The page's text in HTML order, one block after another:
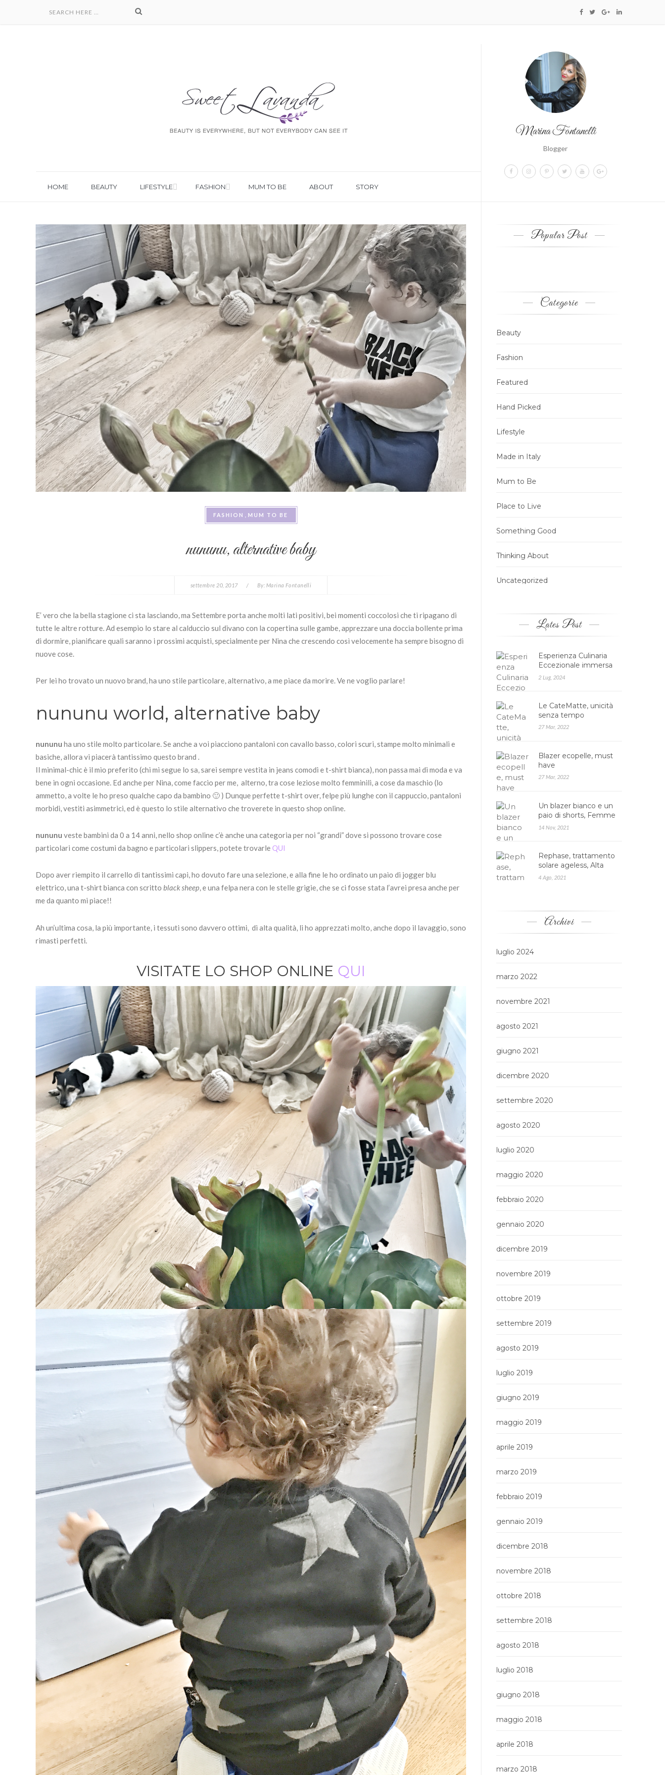
HOME BEAUTY LIFESTYLE FASHION MUM TO BE ABOUT STORY
Marina Fontanelli
Blogger
FASHION MUM TO BE
nununu, alternative baby
settembre 20, 2017 / By: Marina Fontanelli
E’ vero che la bella stagione ci sta lasciando, ma Settembre porta anche molti lati positivi, bei momenti coccolosi che ti ripagano di
tutte le altre rotture. Ad esempio lo stare al calduccio sul divano con la copertina sulle gambe, apprezzare una doccia bollente prima
di dormire, pianificare quali saranno i prossimi acquisti, specialmente per Nina che crescendo così velocemente ha sempre bisogno di
nuove cose.
Per lei ho trovato un nuovo brand, ha uno stile particolare, alternativo, a me piace da morire. Ve ne voglio parlare!
nununu world, alternative baby
nununu ha uno stile molto particolare. Se anche a voi piacciono pantaloni con cavallo basso, colori scuri, stampe molto minimali e
basiche, allora vi piacerà tantissimo questo brand .
Il minimal-chic è il mio preferito (chi mi segue lo sa, sarei sempre vestita in jeans comodi e t-shirt bianca), non passa mai di moda e va
bene in ogni occasione. Ed anche per Nina, come faccio per me, alterno, tra cose leziose molto femminili, a cose da maschio (lo
ammetto, a volte le ho preso qualche capo da bambino 🙂 ) Dunque perfette t-shirt over, felpe più lunghe con il cappuccio, pantaloni
morbidi, vestiti asimmetrici, ed è questo lo stile alternativo che troverete in questo shop online.
nununu veste bambini da 0 a 14 anni, nello shop online c’è anche una categoria per noi “grandi” dove si possono trovare cose
particolari come costumi da bagno e particolari slippers, potete trovarleQUI
Dopo aver riempito il carrello di tantissimi capi, ho dovuto fare una selezione, e alla fine le ho ordinato un paio di jogger blu
elettrico, una t-shirt bianca con scritto black sheep, e una felpa nera con le stelle grigie, che se ci fosse stata l’avrei presa anche per
me da quanto mi piace!!
Ah un’ultima cosa, la più importante, i tessuti sono davvero ottimi, di alta qualità, li ho apprezzati molto, anche dopo il lavaggio, sono
rimasti perfetti.
VISITATE LO SHOP ONLINE QUI
Popular Post
Categorie
Beauty
Fashion
Featured
Hand Picked
Lifestyle
Made in Italy
Mum to Be
Place to Live
Something Good
Thinking About
Uncategorized
Lates Post
Esperienza Culinaria
Eccezionale immersa
nella Natura: Agrires…
2 Lug, 2024
Le CateMatte, unicità
senza tempo
27 Mar, 2022
Blazer ecopelle, must
have
27 Mar, 2022
Un blazer bianco e un
paio di shorts, Femme
Luxe
14 Nov, 2021
Rephase, trattamento
solare ageless, Alta
cosmesi
4 Ago, 2021
Archivi
luglio 2024
marzo 2022
novembre 2021
agosto 2021
giugno 2021
dicembre 2020
settembre 2020
agosto 2020
luglio 2020
maggio 2020
febbraio 2020
gennaio 2020
dicembre 2019
novembre 2019
ottobre 2019
settembre 2019
agosto 2019
luglio 2019
giugno 2019
maggio 2019
aprile 2019
marzo 2019
febbraio 2019
gennaio 2019
dicembre 2018
novembre 2018
ottobre 2018
settembre 2018
agosto 2018
luglio 2018
giugno 2018
maggio 2018
aprile 2018
marzo 2018